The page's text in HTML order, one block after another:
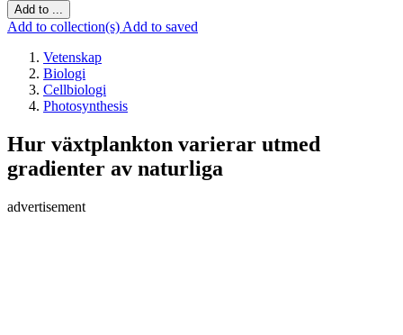
Add to ...
Add to collection(s) Add to saved
Vetenskap
Biologi
Cellbiologi
Photosynthesis
Hur växtplankton varierar utmed
gradienter av naturliga
advertisement